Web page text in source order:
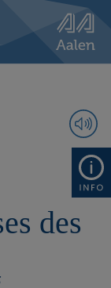
des